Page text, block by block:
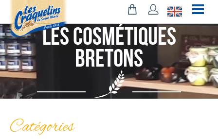
Les Cosmétiques
bretons
Catégories